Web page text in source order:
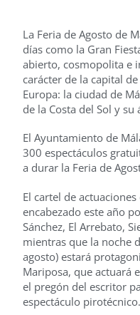
La Feria de Agosto de
días como la Gran
abierto, cosmopolita e
carácter de la capital
Europa: la ciudad de
de la Costa del Sol y
El Ayuntamiento de
300 espectáculos
a durar la Feria de
El cartel de
encabezado este año
Sánchez, El Arrebato,
mientras que la noche
agosto) estará
Mariposa, que actuará
el pregón del escritor
espectáculo pirotécnico.